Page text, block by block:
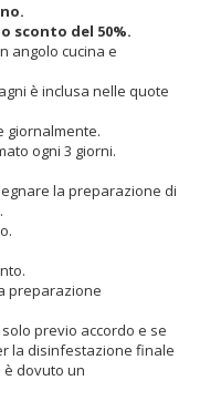
sconto del 50%.
angolo cucina e
è inclusa nelle quote
giornalmente.
ogni 3 giorni.
la preparazione di
preparazione
previo accordo e se
la disinfestazione finale
dovuto un